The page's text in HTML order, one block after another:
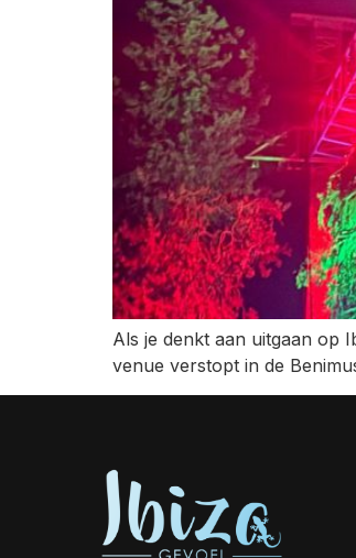
Als je denkt aan uitgaan op
venue verstopt in de